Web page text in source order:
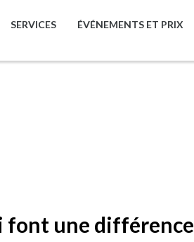
SERVICES ÉVÉNEMENTS ET PRIX
font une différence